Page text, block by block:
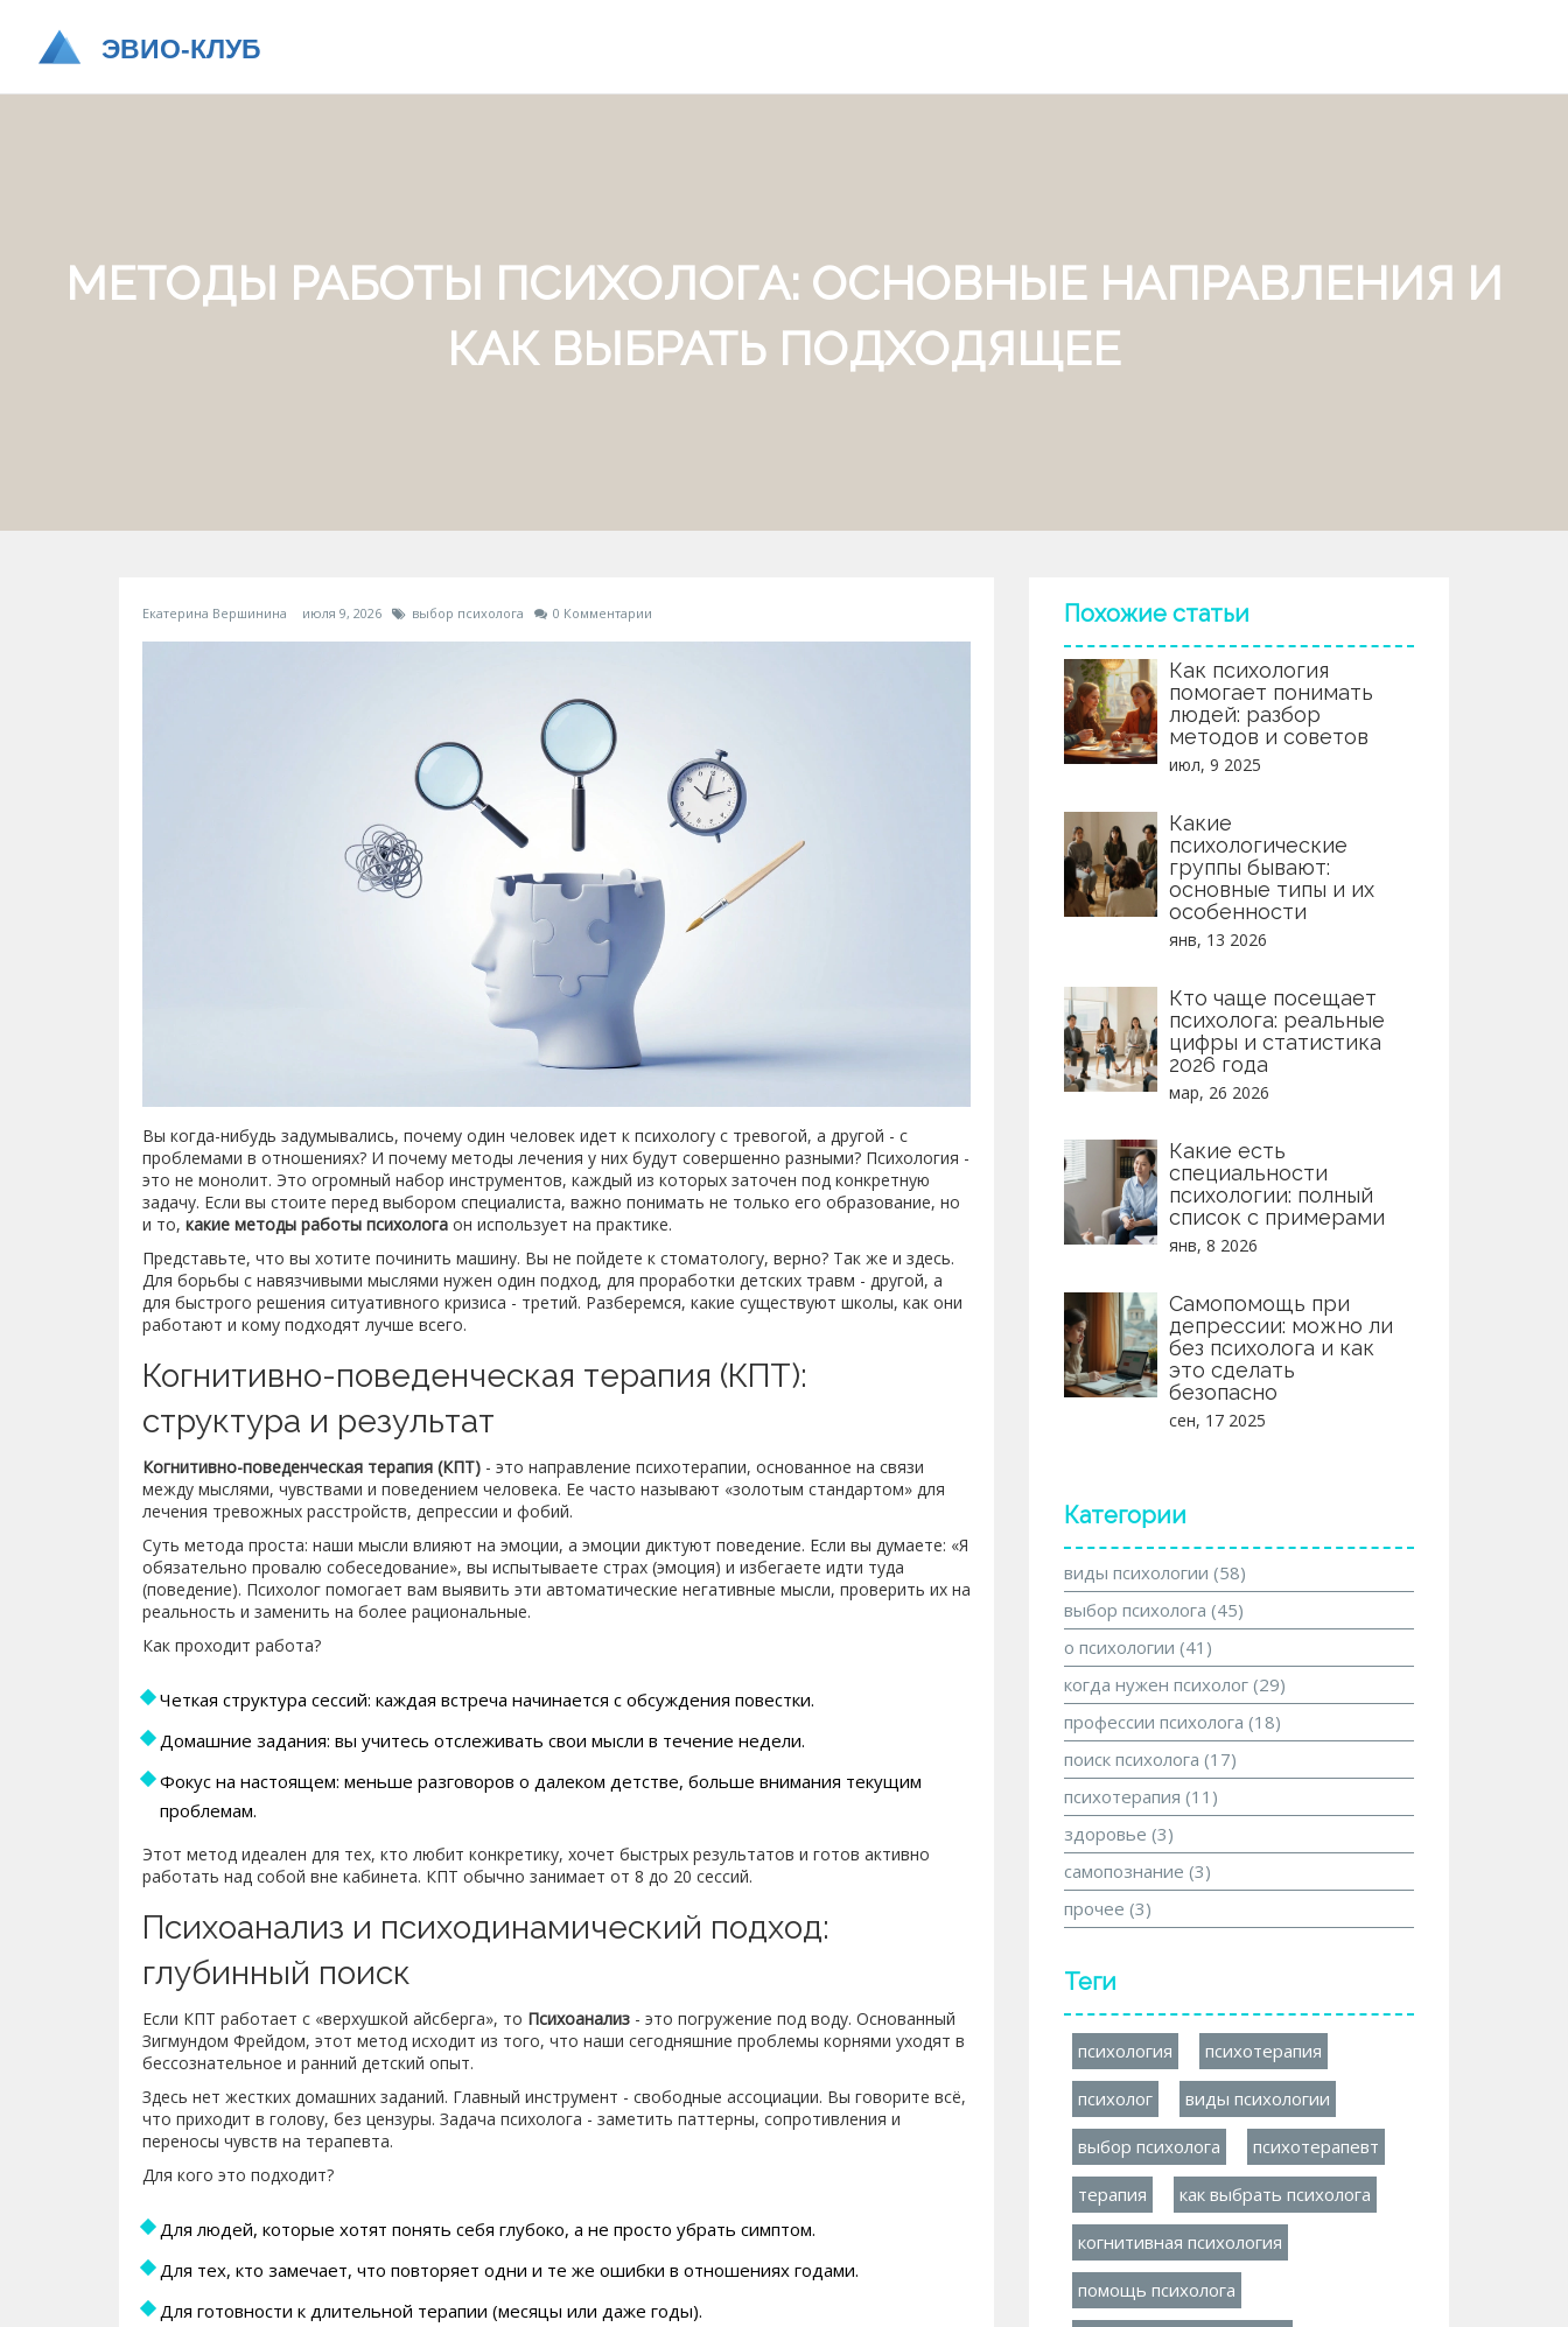
МЕТОДЫ РАБОТЫ ПСИХОЛОГА: ОСНОВНЫЕ НАПРАВЛЕНИЯ И
КАК ВЫБРАТЬ ПОДХОДЯЩЕЕ
Екатерина Вершинина июля 9, 2026 выбор психолога 0 Комментарии
Вы когда-нибудь задумывались, почему один человек идет к психологу с тревогой, а другой - с
проблемами в отношениях? И почему методы лечения у них будут совершенно разными? Психология -
это не монолит. Это огромный набор инструментов, каждый из которых заточен под конкретную
задачу. Если вы стоите перед выбором специалиста, важно понимать не только его образование, но
и то, какие методы работы психолога он использует на практике.
Представьте, что вы хотите починить машину. Вы не пойдете к стоматологу, верно? Так же и здесь.
Для борьбы с навязчивыми мыслями нужен один подход, для проработки детских травм - другой, а
для быстрого решения ситуативного кризиса - третий. Разберемся, какие существуют школы, как они
работают и кому подходят лучше всего.
Когнитивно-поведенческая терапия (КПТ):
структура и результат
Когнитивно-поведенческая терапия (КПТ) - это направление психотерапии, основанное на связи
между мыслями, чувствами и поведением человека. Ее часто называют «золотым стандартом» для
лечения тревожных расстройств, депрессии и фобий.
Суть метода проста: наши мысли влияют на эмоции, а эмоции диктуют поведение. Если вы думаете: «Я
обязательно провалю собеседование», вы испытываете страх (эмоция) и избегаете идти туда
(поведение). Психолог помогает вам выявить эти автоматические негативные мысли, проверить их на
реальность и заменить на более рациональные.
Как проходит работа?
Четкая структура сессий: каждая встреча начинается с обсуждения повестки.
Домашние задания: вы учитесь отслеживать свои мысли в течение недели.
Фокус на настоящем: меньше разговоров о далеком детстве, больше внимания текущим
проблемам.
Этот метод идеален для тех, кто любит конкретику, хочет быстрых результатов и готов активно
работать над собой вне кабинета. КПТ обычно занимает от 8 до 20 сессий.
Психоанализ и психодинамический подход:
глубинный поиск
Если КПТ работает с «верхушкой айсберга», то Психоанализ - это погружение под воду. Основанный
Зигмундом Фрейдом, этот метод исходит из того, что наши сегодняшние проблемы корнями уходят в
бессознательное и ранний детский опыт.
Здесь нет жестких домашних заданий. Главный инструмент - свободные ассоциации. Вы говорите всё,
что приходит в голову, без цензуры. Задача психолога - заметить паттерны, сопротивления и
переносы чувств на терапевта.
Для кого это подходит?
Для людей, которые хотят понять себя глубоко, а не просто убрать симптом.
Для тех, кто замечает, что повторяет одни и те же ошибки в отношениях годами.
Для готовности к длительной терапии (месяцы или даже годы).
Похожие статьи
Как психология
помогает понимать
людей: разбор
методов и советов
июл, 9 2025
Какие
психологические
группы бывают:
основные типы и их
особенности
янв, 13 2026
Кто чаще посещает
психолога: реальные
цифры и статистика
2026 года
мар, 26 2026
Какие есть
специальности
психологии: полный
список с примерами
янв, 8 2026
Самопомощь при
депрессии: можно ли
без психолога и как
это сделать
безопасно
сен, 17 2025
Категории
виды психологии (58)
выбор психолога (45)
о психологии (41)
когда нужен психолог (29)
профессии психолога (18)
поиск психолога (17)
психотерапия (11)
здоровье (3)
самопознание (3)
прочее (3)
Теги
психология психотерапия
психолог виды психологии
выбор психолога психотерапевт
терапия как выбрать психолога
когнитивная психология
помощь психолога